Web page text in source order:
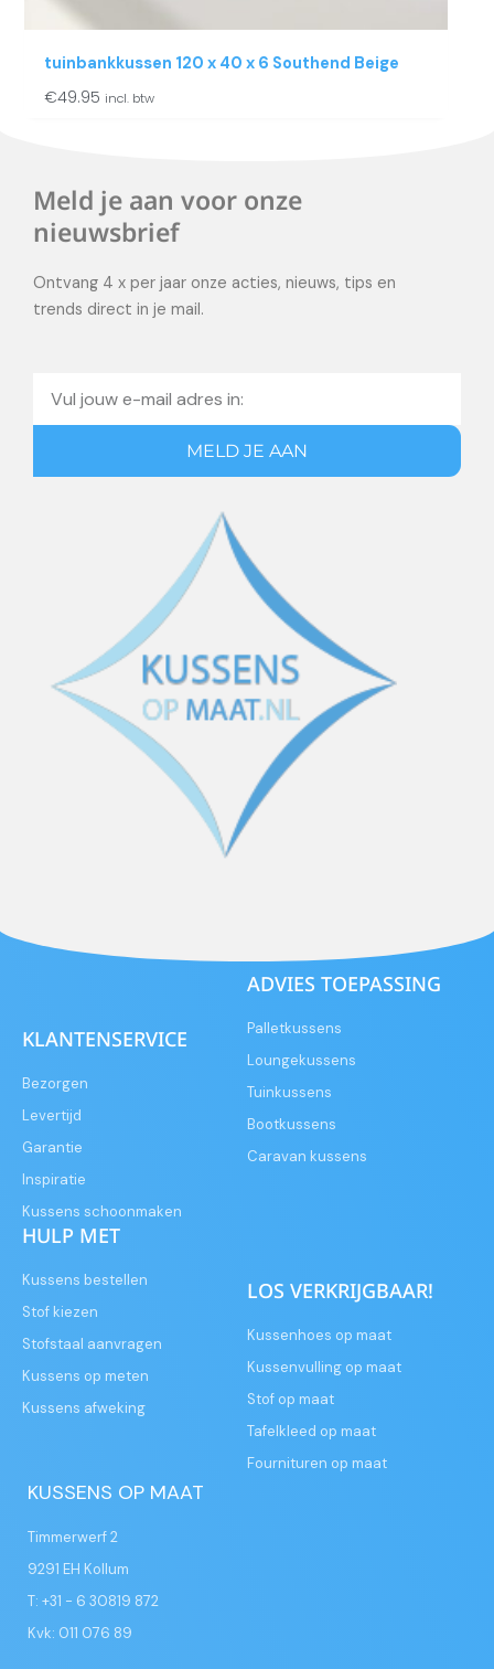
tuinbankkussen 120 x 40 x 6 Southend Beige
€49.95 incl. btw
Meld je aan voor onze
nieuwsbrief
Ontvang 4 x per jaar onze acties, nieuws, tips en
trends direct in je mail.
MELD JE AAN
KLANTENSERVICE
Bezorgen
Levertijd
Garantie
Inspiratie
Kussens schoonmaken
ADVIES TOEPASSING
Palletkussens
Loungekussens
Tuinkussens
Bootkussens
Caravan kussens
HULP MET
Kussens bestellen
Stof kiezen
Stofstaal aanvragen
Kussens op meten
Kussens afweking
LOS VERKRIJGBAAR!
Kussenhoes op maat
Kussenvulling op maat
Stof op maat
Tafelkleed op maat
Fournituren op maat
KUSSENS OP MAAT
Timmerwerf 2
9291 EH Kollum
T: +31 - 6 30819 872
Kvk: 011 076 89